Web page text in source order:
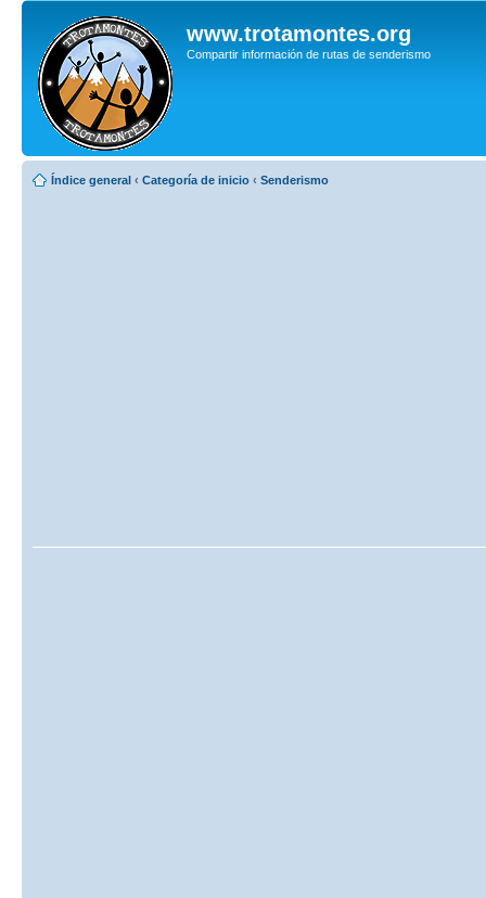
www.trotamontes.org
Compartir información de rutas de senderismo
Índice general ‹ Categoría de inicio ‹ Senderismo